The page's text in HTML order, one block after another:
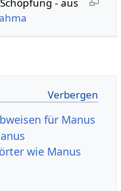
für Manus
wie Manus